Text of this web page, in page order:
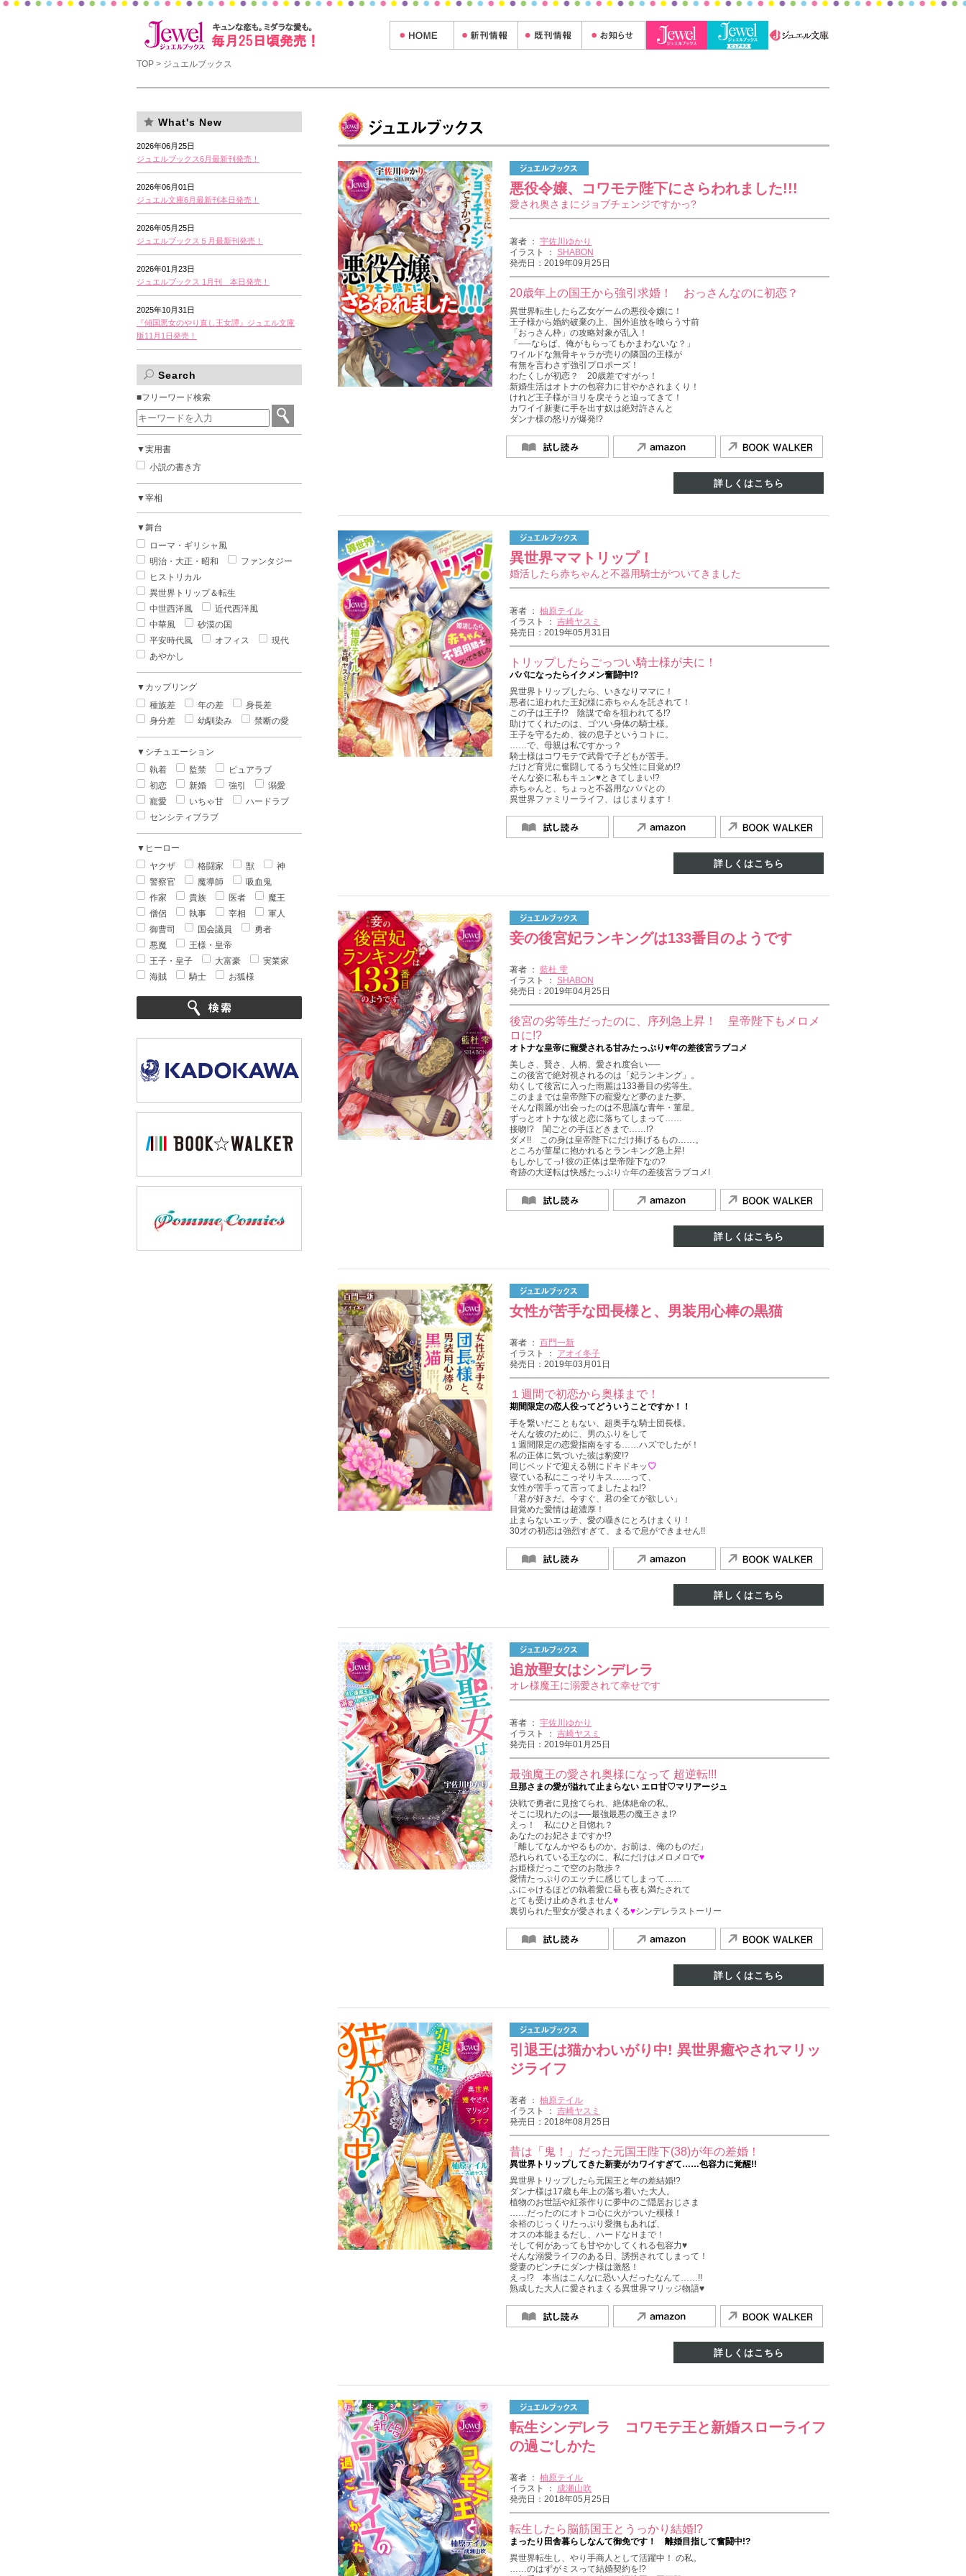
TOP > ジュエルブックス
What's New
2026年06月25日
ジュエルブックス6月最新刊発売！
2026年06月01日
ジュエル文庫6月最新刊本日発売！
2026年05月25日
ジュエルブックス５月最新刊発売！
2026年01月23日
ジュエルブックス 1月刊 本日発売！
2025年10月31日
『傾国悪女のやり直し王女譚』ジュエル文庫
版11月1日発売！
Search
■フリーワード検索
▼実用書
小説の書き方
▼宰相
▼舞台
ローマ・ギリシャ風
明治・大正・昭和
ファンタジー
ヒストリカル
異世界トリップ＆転生
中世西洋風
近代西洋風
中華風
砂漠の国
平安時代風
オフィス
現代
あやかし
▼カップリング
種族差
年の差
身長差
身分差
幼馴染み 禁断の愛
▼シチュエーション
執着
監禁
ピュアラブ
初恋
新婚 強引
溺愛
寵愛
いちゃ甘
ハードラブ
センシティブラブ
▼ヒーロー
ヤクザ
格闘家 獣
神
警察官
魔導師
吸血鬼
作家
貴族 医者
魔王
僧侶
執事 宰相
軍人
御曹司
国会議員
勇者
悪魔
王様・皇帝
王子・皇子
大富豪
実業家
海賊
騎士 お狐様
悪役令嬢、コワモテ陛下にさらわれました!!!
愛され奥さまにジョブチェンジですかっ?
著者 ： 宇佐川ゆかり
イラスト ： SHABON
発売日：2019年09月25日
20歳年上の国王から強引求婚！ おっさんなのに初恋？
異世界転生したら乙女ゲームの悪役令嬢に！
王子様から婚約破棄の上、国外追放を喰らう寸前
「おっさん枠」の攻略対象が乱入！
「──ならば、俺がもらってもかまわないな？」
ワイルドな無骨キャラが売りの隣国の王様が
有無を言わさず強引プロポーズ！
わたくしが初恋？ 20歳差ですがっ！
新婚生活はオトナの包容力に甘やかされまくり！
けれど王子様がヨリを戻そうと迫ってきて！
カワイイ新妻に手を出す奴は絶対許さんと
ダンナ様の怒りが爆発!?
詳しくはこちら
異世界ママトリップ！
婚活したら赤ちゃんと不器用騎士がついてきました
著者 ： 柚原テイル
イラスト ： 吉崎ヤスミ
発売日：2019年05月31日
トリップしたらごっつい騎士様が夫に！
パパになったらイクメン奮闘中!?
異世界トリップしたら、いきなりママに！
悪者に追われた王妃様に赤ちゃんを託されて！
この子は王子!? 陰謀で命を狙われてる!?
助けてくれたのは、ゴツい身体の騎士様。
王子を守るため、彼の息子というコトに。
……で、母親は私ですかっ？
騎士様はコワモテで武骨で子どもが苦手。
だけど育児に奮闘してるうち父性に目覚め!?
そんな姿に私もキュン♥ときてしまい!?
赤ちゃんと、ちょっと不器用なパパとの
異世界ファミリーライフ、はじまります！
詳しくはこちら
妾の後宮妃ランキングは133番目のようです
著者 ： 藍杜 雫
イラスト ： SHABON
発売日：2019年04月25日
後宮の劣等生だったのに、序列急上昇！ 皇帝陛下もメロメ
ロに!?
オトナな皇帝に寵愛される甘みたっぷり♥年の差後宮ラブコメ
美しさ、賢さ、人柄、愛され度合い──
この後宮で絶対視されるのは「妃ランキング」。
幼くして後宮に入った雨麗は133番目の劣等生。
このままでは皇帝陛下の寵愛など夢のまた夢。
そんな雨麗が出会ったのは不思議な青年・菫星。
ずっとオトナな彼と恋に落ちてしまって……
接吻!? 閨ごとの手ほどきまで……!?
ダメ!! この身は皇帝陛下にだけ捧げるもの……。
ところが菫星に抱かれるとランキング急上昇!
もしかしてっ! 彼の正体は皇帝陛下なの?
奇跡の大逆転は快感たっぷり☆年の差後宮ラブコメ!
詳しくはこちら
女性が苦手な団長様と、男装用心棒の黒猫
著者 ： 百門一新
イラスト ： アオイ冬子
発売日：2019年03月01日
１週間で初恋から奥様まで！
期間限定の恋人役ってどういうことですか！！
手を繋いだこともない、超奥手な騎士団長様。
そんな彼のために、男のふりをして
１週間限定の恋愛指南をする……ハズでしたが！
私の正体に気づいた彼は豹変!?
同じベッドで迎える朝にドキドキッ ♡
寝ている私にこっそりキス……って、
女性が苦手って言ってましたよね!?
「君が好きだ。今すぐ、君の全てが欲しい」
目覚めた愛情は超濃厚！
止まらないエッチ、愛の囁きにとろけまくり！
30才の初恋は強烈すぎて、まるで息ができません!!
詳しくはこちら
追放聖女はシンデレラ
オレ様魔王に溺愛されて幸せです
著者 ： 宇佐川ゆかり
イラスト ： 吉崎ヤスミ
発売日：2019年01月25日
最強魔王の愛され奥様になって 超逆転!!!
旦那さまの愛が溢れて止まらない エロ甘♡マリアージュ
決戦で勇者に見捨てられ、絶体絶命の私。
そこに現れたのは──最強最悪の魔王さま!?
えっ！ 私にひと目惚れ？
あなたのお妃さまですか!?
「離してなんかやるものか。お前は、俺のものだ」
恐れられている王なのに、私にだけはメロメロで♥
お姫様だっこで空のお散歩？
愛情たっぷりのエッチに感じてしまって……
ふにゃけるほどの執着愛に昼も夜も満たされて
とても受け止めきれません♥
裏切られた聖女が愛されまくる♥シンデレラストーリー
詳しくはこちら
引退王は猫かわいがり中! 異世界癒やされマリッ
ジライフ
著者 ： 柚原テイル
イラスト ： 吉崎ヤスミ
発売日：2018年08月25日
昔は「鬼！」だった元国王陛下(38)が年の差婚！
異世界トリップしてきた新妻がカワイすぎて……包容力に覚醒!!
異世界トリップしたら元国王と年の差結婚!?
ダンナ様は17歳も年上の落ち着いた大人。
植物のお世話や紅茶作りに夢中のご隠居おじさま
……だったのにオトコ心に火がついた模様！
余裕のじっくりたっぷり愛撫もあれば、
オスの本能まるだし、ハードなＨまで！
そして何があっても甘やかしてくれる包容力♥
そんな溺愛ライフのある日、誘拐されてしまって！
愛妻のピンチにダンナ様は激怒！
えっ!? 本当はこんなに恐い人だったなんて……!!
熟成した大人に愛されまくる異世界マリッジ物語♥
詳しくはこちら
転生シンデレラ コワモテ王と新婚スローライフ
の過ごしかた
著者 ： 柚原テイル
イラスト ： 成瀬山吹
発売日：2018年05月25日
転生したら脳筋国王とうっかり結婚!?
まったり田舎暮らしなんて御免です！ 離婚目指して奮闘中!?
異世界転生し、やり手商人として活躍中！ の私。
……のはずがミスって結婚契約を!?